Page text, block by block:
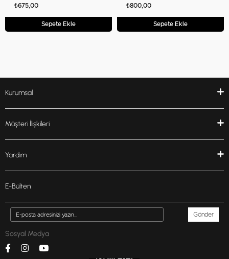
₺675,00
Sepete Ekle
₺800,00
Sepete Ekle
Kurumsal
Müşteri İlişkileri
Yardım
E-Bülten
Gönder
Sosyal Medya